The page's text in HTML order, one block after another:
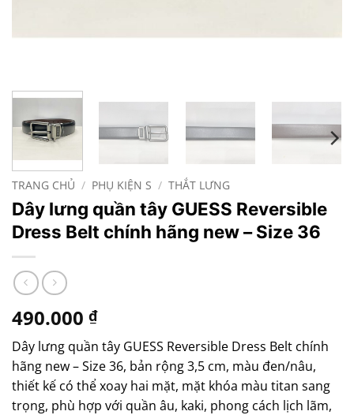
TRANG CHỦ / PHỤ KIỆN S / THẮT LƯNG
Dây lưng quần tây GUESS Reversible
Dress Belt chính hãng new – Size 36
490.000 ₫
Dây lưng quần tây GUESS Reversible Dress Belt chính
hãng new – Size 36, bản rộng 3,5 cm, màu đen/nâu,
thiết kế có thể xoay hai mặt, mặt khóa màu titan sang
trọng, phù hợp với quần âu, kaki, phong cách lịch lãm,